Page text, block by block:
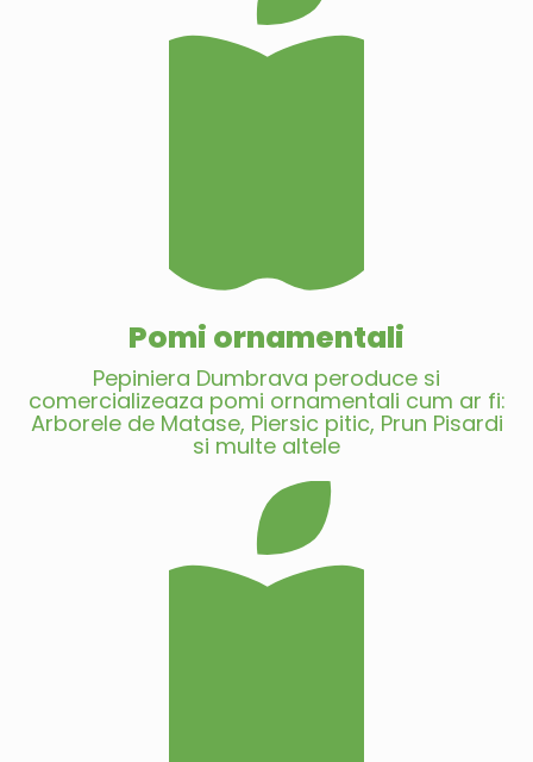
Pomi ornamentali
Pepiniera Dumbrava peroduce si
comercializeaza pomi ornamentali cum ar fi:
Arborele de Matase, Piersic pitic, Prun Pisardi
si multe altele